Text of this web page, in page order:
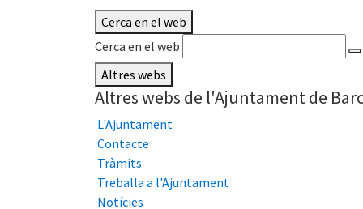
Cerca en el web
Cerca en el web
Altres webs
Altres webs de l'Ajuntament de
L'Ajuntament
Contacte
Tràmits
Treballa a l'Ajuntament
Notícies